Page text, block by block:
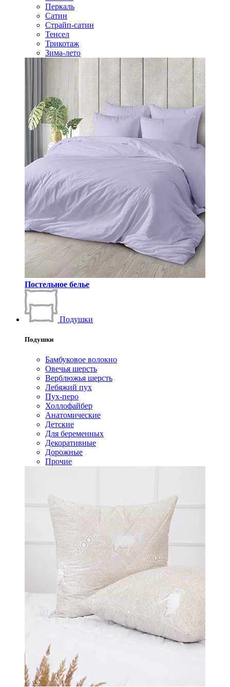
Перкаль
Сатин
Страйп-сатин
Тенсел
Трикотаж
Зима-лето
Постельное белье
Подушки
Подушки
Бамбуковое волокно
Овечья шерсть
Верблюжья шерсть
Лебяжий пух
Пух-перо
Холлофайбер
Анатомические
Детские
Для беременных
Декоративные
Дорожные
Прочие